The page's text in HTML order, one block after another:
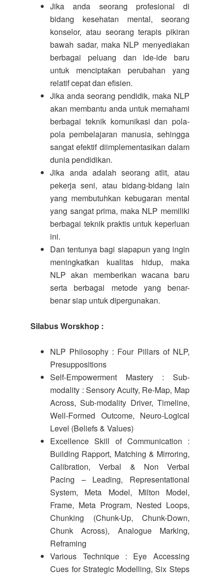
Jika anda seorang profesional di
bidang kesehatan mental, seorang
konselor, atau seorang terapis pikiran
bawah sadar, maka NLP menyediakan
berbagai peluang dan ide-ide baru
untuk menciptakan perubahan yang
relatif cepat dan efisien.
Jika anda seorang pendidik, maka NLP
akan membantu anda untuk memahami
berbagai teknik komunikasi dan pola-
pola pembelajaran manusia, sehingga
sangat efektif diimplementasikan dalam
dunia pendidikan.
Jika anda adalah seorang atlit, atau
pekerja seni, atau bidang-bidang lain
yang membutuhkan kebugaran mental
yang sangat prima, maka NLP memiliki
berbagai teknik praktis untuk keperluan
ini.
Dan tentunya bagi siapapun yang ingin
meningkatkan kualitas hidup, maka
NLP akan memberikan wacana baru
serta berbagai metode yang benar-
benar siap untuk dipergunakan.
Silabus Worskhop :
NLP Philosophy : Four Pillars of NLP,
Presuppositions
Self-Empowerment Mastery : Sub-
modality : Sensory Acuity, Re-Map, Map
Across, Sub-modality Driver, Timeline,
Well-Formed Outcome, Neuro-Logical
Level (Beliefs & Values)
Excellence Skill of Communication :
Building Rapport, Matching & Mirroring,
Calibration, Verbal & Non Verbal
Pacing – Leading, Representational
System, Meta Model, Milton Model,
Frame, Meta Program, Nested Loops,
Chunking (Chunk-Up, Chunk-Down,
Chunk Across), Analogue Marking,
Reframing
Various Technique : Eye Accessing
Cues for Strategic Modelling, Six Steps